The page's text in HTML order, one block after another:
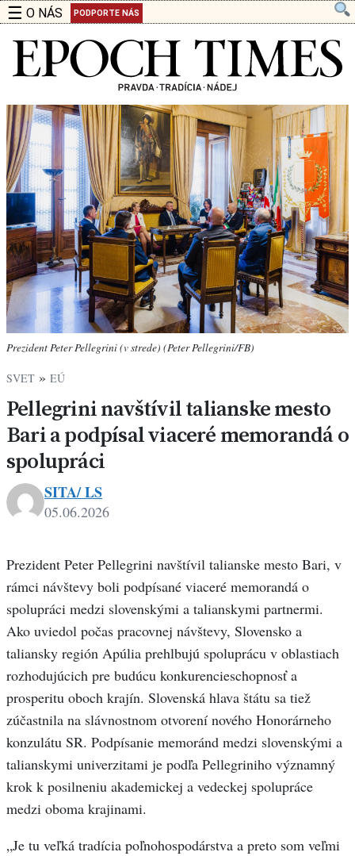
☰ O NÁS PODPORTE NÁS
Prezident Peter Pellegrini (v strede) (Peter Pellegrini /FB)
SVET » EÚ
Pellegrini navštívil talianske mesto
Bari a podpísal viaceré memorandá o
spolupráci
SITA/ LS
05.06.2026
Prezident Peter Pellegrini navštívil talianske mesto Bari, v
rámci návštevy boli podpísané viaceré memorandá o
spolupráci medzi slovenskými a talianskymi partnermi.
Ako uviedol počas pracovnej návštevy, Slovensko a
taliansky región Apúlia prehlbujú spoluprácu v oblastiach
rozhodujúcich pre budúcu konkurencieschopnosť a
prosperitu oboch krajín. Slovenská hlava štátu sa tiež
zúčastnila na slávnostnom otvorení nového Honorárneho
konzulátu SR. Podpísanie memoránd medzi slovenskými a
talianskymi univerzitami je podľa Pellegriniho významný
krok k posilneniu akademickej a vedeckej spolupráce
medzi oboma krajinami.
„Je tu veľká tradícia poľnohospodárstva a preto som veľmi